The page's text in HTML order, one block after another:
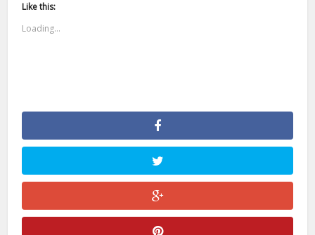
Like this:
Loading...